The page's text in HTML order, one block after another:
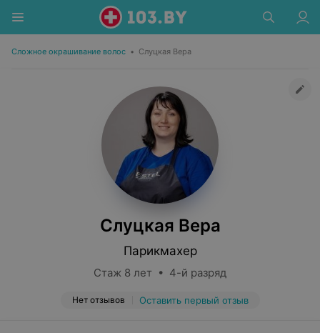
Сложное окрашивание волос • Слуцкая Вера
Слуцкая Вера
Парикмахер
Стаж 8 лет • 4-й разряд
Нет отзывов Оставить первый отзыв